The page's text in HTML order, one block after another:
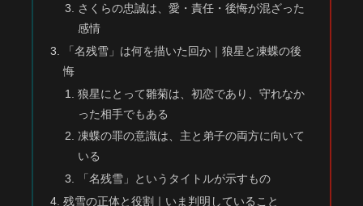
さくらの忠誠は、愛・責任・後悔が混ざった
感情
「名残雪」は何を描いた回か｜狼星と凍蝶の後
悔
狼星にとって雛菊は、初恋であり、守れなか
った相手でもある
凍蝶の罪の意識は、主と弟子の両方に向いて
いる
「名残雪」というタイトルが示すもの
残雪の正体と役割｜いま判明していること